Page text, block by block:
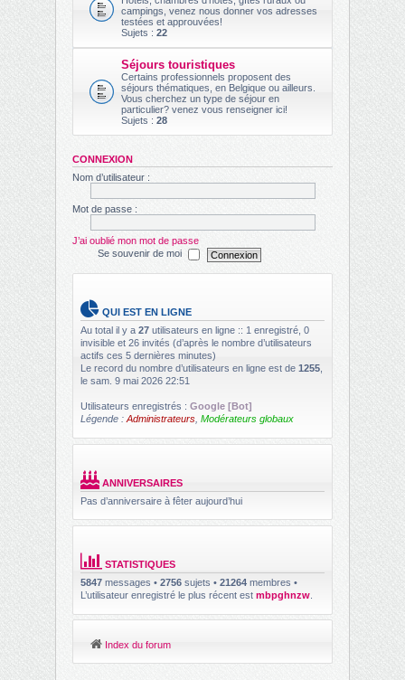
campings, venez nous donner vos adresses
testées et approuvées!
Sujets : 22
Séjours touristiques
Certains professionnels proposent des
séjours thématiques, en Belgique ou ailleurs.
Vous cherchez un type de séjour en
particulier? venez vous renseigner ici!
Sujets : 28
CONNEXION
Nom d’utilisateur :
Mot de passe :
J’ai oublié mon mot de passe
Se souvenir de moi
QUI EST EN LIGNE
Au total il y a 27 utilisateurs en ligne :: 1 enregistré, 0
invisible et 26 invités (d’après le nombre d’utilisateurs
actifs ces 5 dernières minutes)
Le record du nombre d’utilisateurs en ligne est de 1255
le sam. 9 mai 2026 22:51
Utilisateurs enregistrés : Google [Bot]
Légende : Administrateurs Modérateurs globaux
ANNIVERSAIRES
Pas d’anniversaire à fêter aujourd’hui
STATISTIQUES
5847 messages • 2756 sujets • 21264 membres •
L’utilisateur enregistré le plus récent est mbpghnzw
Index du forum